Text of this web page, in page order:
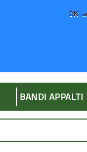
OK,
BANDI APPALTI